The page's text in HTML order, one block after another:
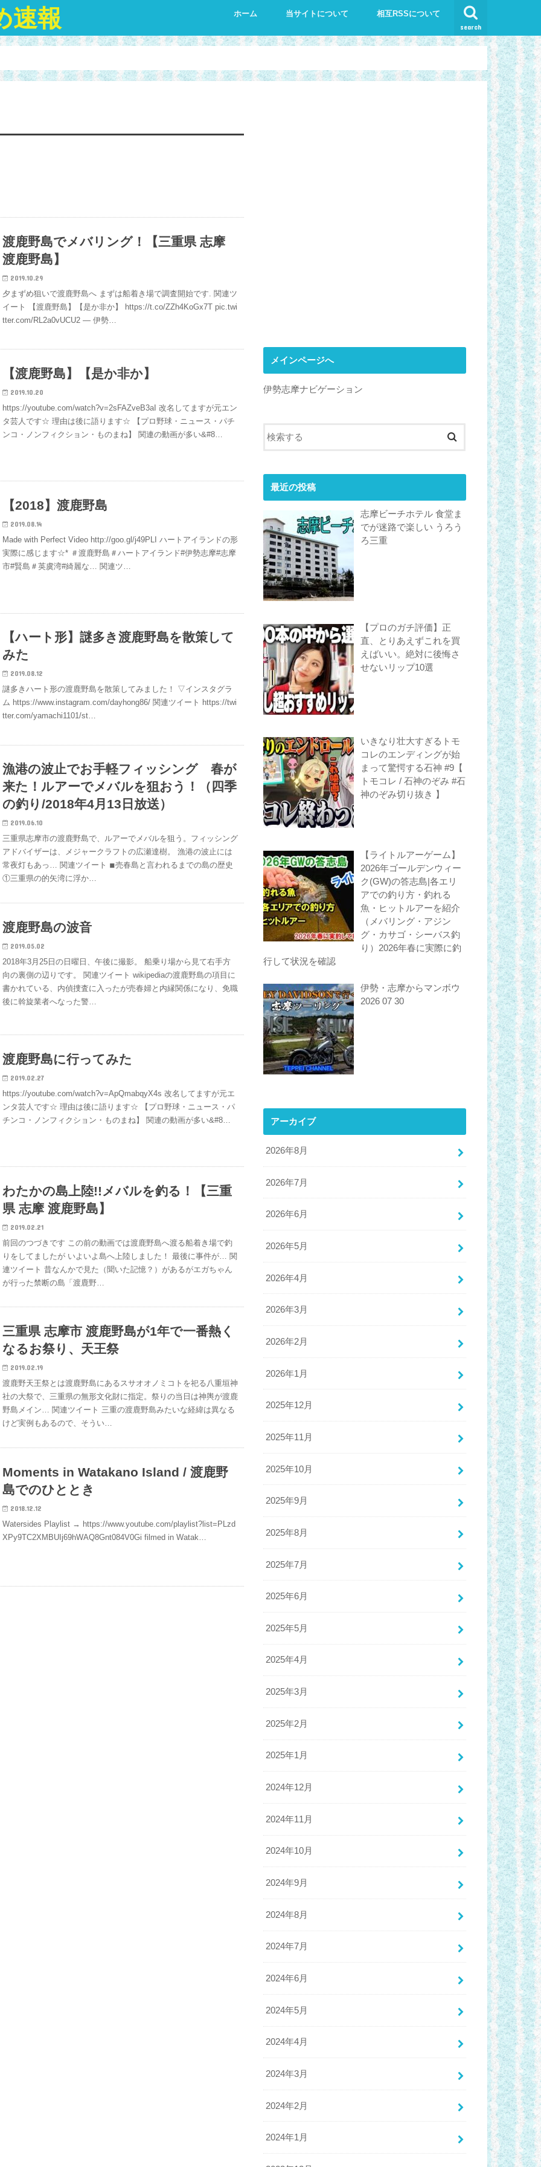
速報 search
ホーム 当サイトについて 相互RSSについて
渡鹿野島でメバリング！【三重県 志摩
渡鹿野島】
2019.10.29
夕まずめ狙いで渡鹿野島へ まずは船着き場で調査開始です. 関連ツ
イート 【渡鹿野島】【是か非か】 https://t.co/ZZh4KoGx7T pic.twi
tter.com/RL2a0vUCU2 — 伊勢…
【渡鹿野島】【是か非か】
2019.10.20
https://youtube.com/watch?v=2sFAZveB3aI 改名してますが元エン
タ芸人です☆ 理由は後に語ります☆ 【プロ野球・ニュース・パチ
ンコ・ノンフィクション・ものまね】 関連の動画が多い&#8…
【2018】渡鹿野島
2019.08.14
Made with Perfect Video http://goo.gl/j49PLI ハートアイランドの形
実際に感じます☆* ＃渡鹿野島＃ハートアイランド#伊勢志摩#志摩
市#賢島＃英虞湾#綺麗な… 関連ツ…
【ハート形】謎多き渡鹿野島を散策して
みた
2019.08.12
謎多きハート形の渡鹿野島を散策してみました！ ▽インスタグラ
ム https://www.instagram.com/dayhong86/ 関連ツイート https://twi
tter.com/yamachi1101/st…
漁港の波止でお手軽フィッシング 春が
来た！ルアーでメバルを狙おう！（四季
の釣り/2018年4月13日放送）
2019.06.10
三重県志摩市の渡鹿野島で、ルアーでメバルを狙う。フィッシング
アドバイザーは、メジャークラフトの広瀬達樹。 漁港の波止には
常夜灯もあっ… 関連ツイート ◾︎売春島と言われるまでの島の歴史
①三重県の的矢湾に浮か…
渡鹿野島の波音
2019.05.02
2018年3月25日の日曜日、午後に撮影。 船乗り場から見て右手方
向の裏側の辺りです。 関連ツイート wikipediaの渡鹿野島の項目に
書かれている、内偵捜査に入ったが売春婦と内縁関係になり、免職
後に斡旋業者へなった警…
渡鹿野島に行ってみた
2019.02.27
https://youtube.com/watch?v=ApQmabqyX4s 改名してますが元エ
ンタ芸人です☆ 理由は後に語ります☆ 【プロ野球・ニュース・パ
チンコ・ノンフィクション・ものまね】 関連の動画が多い&#8…
わたかの島上陸!!メバルを釣る！【三重
県 志摩 渡鹿野島】
2019.02.21
前回のつづきです この前の動画では渡鹿野島へ渡る船着き場で釣
りをしてましたが いよいよ島へ上陸しました！ 最後に事件が… 関
連ツイート 昔なんかで見た（聞いた記憶？）があるがエガちゃん
が行った禁断の島「渡鹿野…
三重県 志摩市 渡鹿野島が1年で一番熱く
なるお祭り、天王祭
2019.02.19
渡鹿野天王祭とは渡鹿野島にあるスサオオノミコトを祀る八重垣神
社の大祭で、三重県の無形文化財に指定。祭りの当日は神輿が渡鹿
野島メイン… 関連ツイート 三重の渡鹿野島みたいな経緯は異なる
けど実例もあるので、そうい…
Moments in Watakano Island / 渡鹿野
島でのひととき
2018.12.12
Watersides Playlist → https://www.youtube.com/playlist?list=PLzd
XPy9TC2XMBUIj69hWAQ8Gnt084V0Gi filmed in Watak…
メインページへ
伊勢志摩ナビゲーション
最近の投稿
志摩ビーチホテル 食堂ま
でが迷路で楽しい うろう
ろ三重
【プロのガチ評価】正
直、とりあえずこれを買
えばいい。絶対に後悔さ
せないリップ10選
いきなり壮大すぎるトモ
コレのエンディングが始
まって驚愕する石神 #9【
トモコレ / 石神のぞみ #石
神のぞみ切り抜き 】
【ライトルアーゲーム】
2026年ゴールデンウィー
ク(GW)の答志島|各エリ
アでの釣り方・釣れる
魚・ヒットルアーを紹介
（メバリング・アジン
グ・カサゴ・シーバス釣
り）2026年春に実際に釣
行して状況を確認
伊勢・志摩からマンボウ
2026 07 30
アーカイブ
2026年8月
2026年7月
2026年6月
2026年5月
2026年4月
2026年3月
2026年2月
2026年1月
2025年12月
2025年11月
2025年10月
2025年9月
2025年8月
2025年7月
2025年6月
2025年5月
2025年4月
2025年3月
2025年2月
2025年1月
2024年12月
2024年11月
2024年10月
2024年9月
2024年8月
2024年7月
2024年6月
2024年5月
2024年4月
2024年3月
2024年2月
2024年1月